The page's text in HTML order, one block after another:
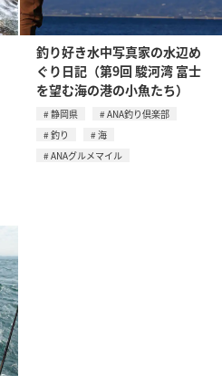
釣り好き水中写真家の水辺め
ぐり日記（第9回 駿河湾 富士
を望む海の港の小魚たち）
静岡県
ANA釣り倶楽部
釣り
海
ANAグルメマイル